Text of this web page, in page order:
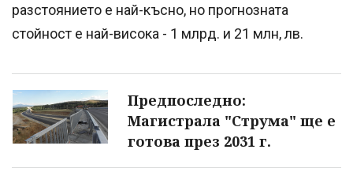
разстоянието е най-късно, но прогнозната
стойност е най-висока - 1 млрд. и 21 млн, лв.
Предпоследно:
Магистрала "Струма" ще е
готова през 2031 г.